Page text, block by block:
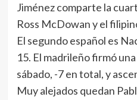
Jiménez comparte la
Ross McDowan y el
El segundo español es
15. El madrileño firmó
sábado, -7 en total, y
Muy alejados quedan